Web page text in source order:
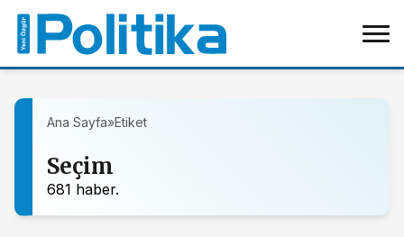
Ana Sayfa»Etiket
Seçim
681 haber.